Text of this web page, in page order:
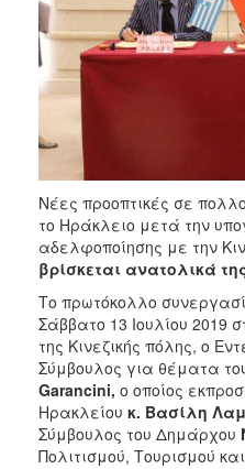
2006
ΔΗΜΟΤΗΣ
ΕΠΙΣΚΕΠΤΗΣ
ΗΡΑΚΛΕΙΟ
Νέες προοπτικές σε
το Ηράκλειο μετά την
αδελφοποίησης με την
βρίσκεται ανατολικά
Το πρωτόκολλο
Σάββατο 13 Ιουλίου
της Κινεζικής πόλης, ο
Σύμβουλος για θέματα
Garancini, ο οποίος
Ηρακλείου κ. Βασίλη
Σύμβουλος του Δημάρχου
Πολιτισμού, Τουρισμού